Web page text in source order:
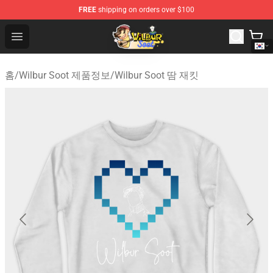
FREE shipping on orders over $100
Open menu
Wilbur Soot Shop - Official Wilbur Soot Merchandise
홈/Wilbur Soot 제품정보/Wilbur Soot 땀 재킷